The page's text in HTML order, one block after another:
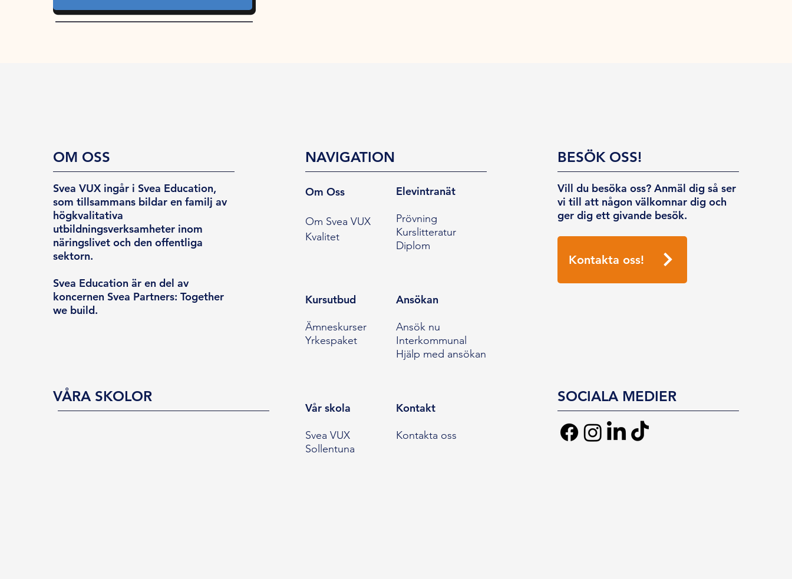
OM OSS
Svea VUX ingår i Svea Education,
som tillsammans bildar en familj av
högkvalitativa
utbildningsverksamheter inom
näringslivet och den offentliga
sektorn.
Svea Education är en del av
koncernen Svea Partners: Together
we build.
VÅRA SKOLOR
NAVIGATION
Om Oss
Om Svea VUX
Kvalitet
Elevintranät
Prövning
Kurslitteratur
Diplom
Kursutbud
Ämneskurser
Yrkespaket
Ansökan
Ansök nu
Interkommunal
Hjälp med ansökan
Vår skola
Svea VUX
Sollentuna
Kontakt
Kontakta oss
BESÖK OSS!
Vill du besöka oss? Anmäl dig så ser
vi till att någon välkomnar dig och
ger dig ett givande besök.
Kontakta oss!
SOCIALA MEDIER